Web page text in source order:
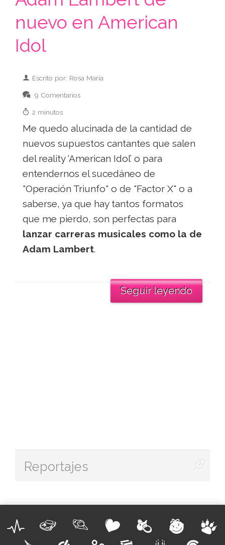
nuevo en American
Idol
Escrito por: Rosa María
9 Comentarios
2 minutos
Me quedo alucinada de la cantidad de
nuevos supuestos cantantes que salen
del reality ‘American Idol’ o para
entendernos el sucedáneo de
"Operación Triunfo" o de "Factor X" o a
saberse, ya que hay tantos formatos
que me pierdo, son perfectas para
lanzar carreras musicales como la de
Adam Lambert.
Seguir leyendo
Reportajes